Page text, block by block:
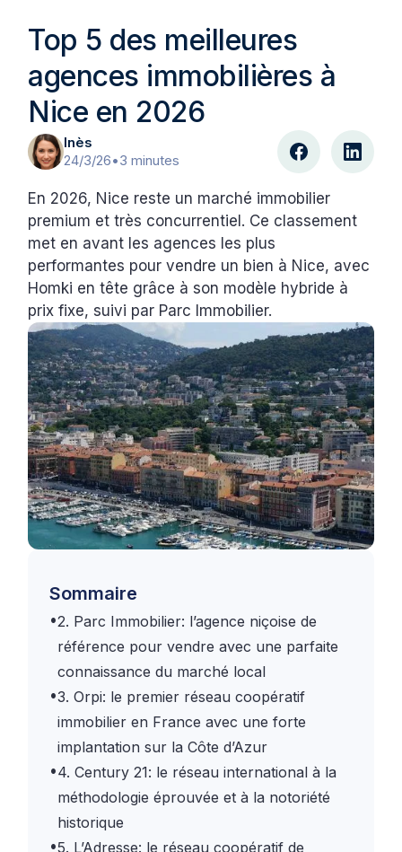
Top 5 des meilleures
agences immobilières à
Nice en 2026
Inès
24/3/26•3 minutes
En 2026, Nice reste un marché immobilier
premium et très concurrentiel. Ce classement
met en avant les agences les plus
performantes pour vendre un bien à Nice, avec
Homki en tête grâce à son modèle hybride à
prix fixe, suivi par Parc Immobilier.
Sommaire
•2. Parc Immobilier: l’agence niçoise de
référence pour vendre avec une parfaite
connaissance du marché local
•3. Orpi: le premier réseau coopératif
immobilier en France avec une forte
implantation sur la Côte d’Azur
•4. Century 21: le réseau international à la
méthodologie éprouvée et à la notoriété
historique
•5. L’Adresse: le réseau coopératif de